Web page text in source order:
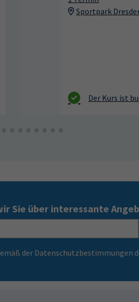
Dresden, Südhöhe 28
Sie über interessante
der Datenschutzbestimmungen